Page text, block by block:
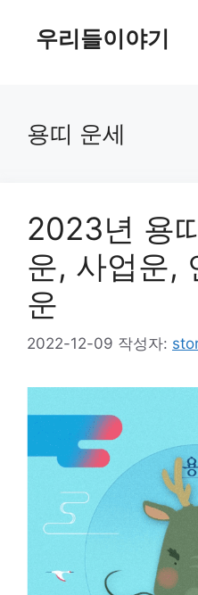
우리들이야기
용띠 운세
2023년 용
운, 사업운,
운
2022-12-09 작성자: